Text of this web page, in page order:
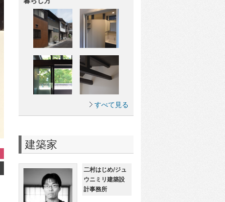
すべて見る
建築家
二村はじめ/ジュ
ウニミリ建築設
計事務所